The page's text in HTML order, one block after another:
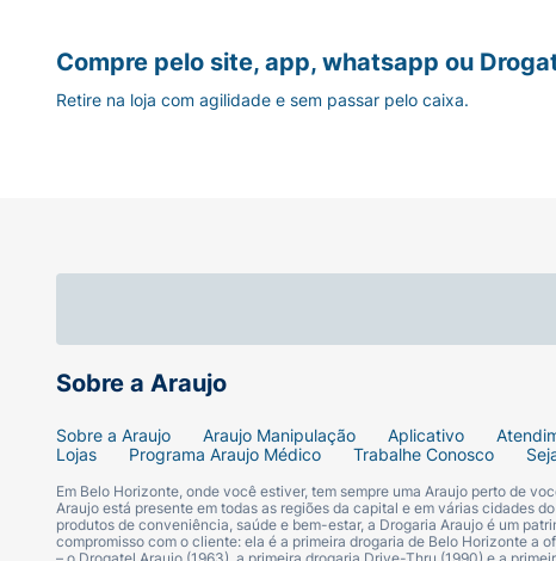
Sobre a Araujo
Sobre a Araujo Araujo Manipulação Aplicativo
Lojas
Programa Araujo Médico Trabalhe Conosco
Em Belo Horizonte, onde você estiver, tem sempre uma Araujo perto de
Araujo está presente em todas as regiões da capital e em várias cidades
produtos de conveniência, saúde e bem-estar, a Drogaria Araujo é um
compromisso com o cliente: ela é a primeira drogaria de Belo Horizonte a
Compre pelo site, app, whatsapp ou
Retire na loja com agilidade e sem passar pelo caixa.